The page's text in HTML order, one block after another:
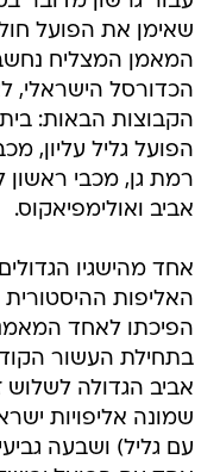
הכדורסל
הקבוצות הבאות:
הפועל גליל עליון,
רמת גן, מכבי ראשון
אביב ואולימפיאקוס.
אחד מהישגיו
הפיכתו לאחד
בתחילת העשור
אביב הגדולה לשלוש
אחד עם הפועל